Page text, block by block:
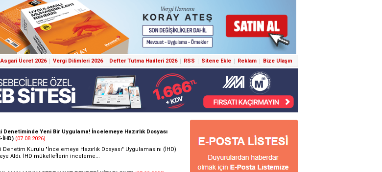
Asgari Ücret 2026 Vergi Dilimleri 2026 Defter Tutma Hadleri 2026 RSS Sitene Ekle Reklam Bize Ulaşın